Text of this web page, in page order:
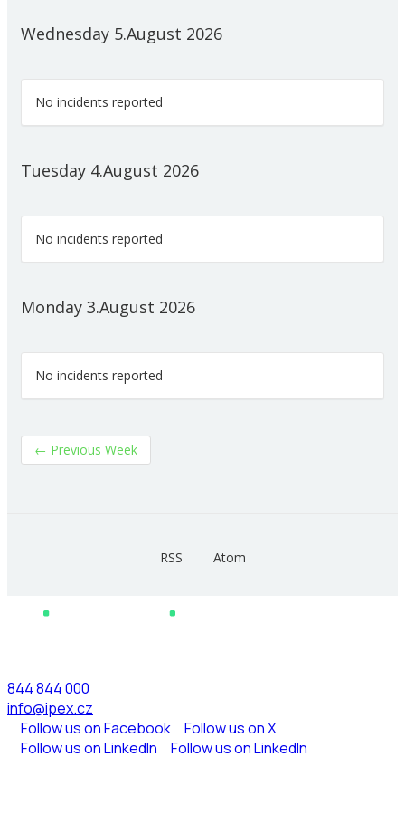
844 844 000
info@ipex.cz
Follow us on Facebook
Follow us on X
Follow us on LinkedIn
Follow us on LinkedIn